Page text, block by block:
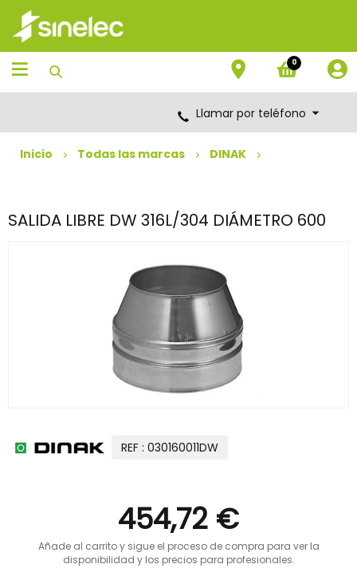
Saltar
contenido
Saltar
menú
de
navegación
0
Llamar por teléfono
Inicio Todas las marcas DINAK
SALIDA LIBRE DW 316L/304 DIÁMETRO 600
REF : 030160011DW
454,72 €
Añade al carrito y sigue el proceso de compra para ver la
disponibilidad y los precios para profesionales.